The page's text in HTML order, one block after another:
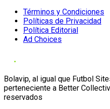
Términos y Condiciones
Políticas de Privacidad
Política Editorial
Ad Choices
Bolavip, al igual que Futbol
perteneciente a Better
reservados